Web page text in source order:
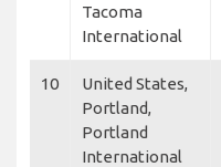
Tacoma
International
10
United States,
Portland,
Portland
International